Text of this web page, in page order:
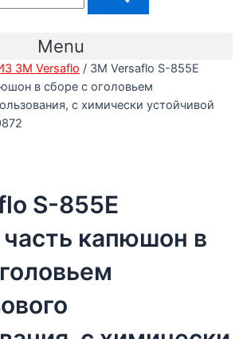
Menu
3М Versaflo / 3M Versaflo S-855Е
в сборе с оголовьем
с химически устойчивой
S-855Е
часть капюшон в